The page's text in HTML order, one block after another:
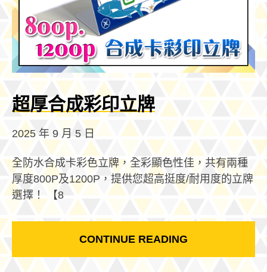
超厚合成彩印立牌
2025 年 9 月 5 日
全防水合成卡彩色立牌，全彩顯色性佳，共有兩種
厚度800P及1200P，提供您超高挺度/耐用度的立牌
選擇！ 【8
CONTINUE READING